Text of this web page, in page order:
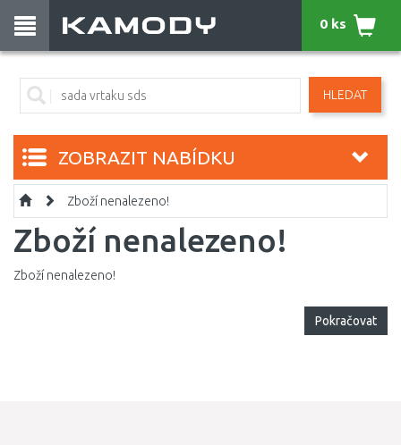
HLEDAT
0 ks
ZOBRAZIT NABÍDKU
Zboží nenalezeno!
Zboží nenalezeno!
Zboží nenalezeno!
Pokračovat